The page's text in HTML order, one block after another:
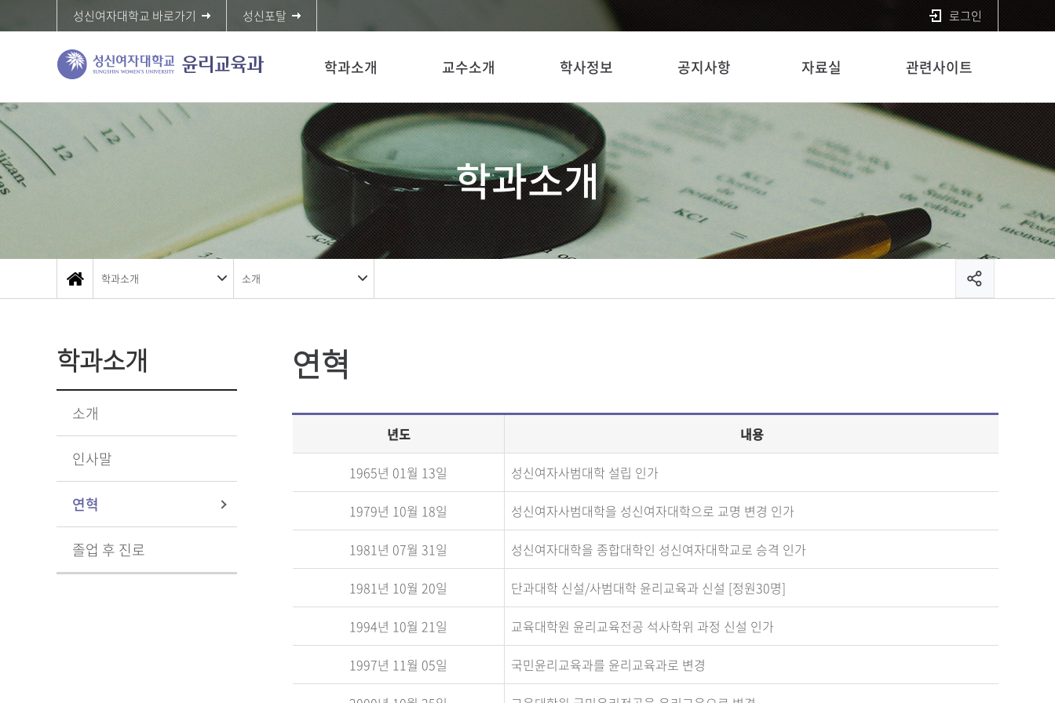
성신여자대학교 바로가기 성신포탈 로그인
학과소개 교수소개 학사정보 공지사항 자료실 관련사이트
학과소개
학과소개 소개
학과소개
소개
인사말
연혁
졸업 후 진로
연혁
년도 내용
1965년 01월 13일 성신여자사범대학 설립 인가
1979년 10월 18일 성신여자사범대학을 성신여자대학으로 교명 변경 인가
1981년 07월 31일 성신여자대학을 종합대학인 성신여자대학교로 승격 인가
1981년 10월 20일 단과대학 신설/사범대학 윤리교육과 신설 [정원30명]
1994년 10월 21일 교육대학원 윤리교육전공 석사학위 과정 신설 인가
1997년 11월 05일 국민윤리교육과를 윤리교육과로 변경